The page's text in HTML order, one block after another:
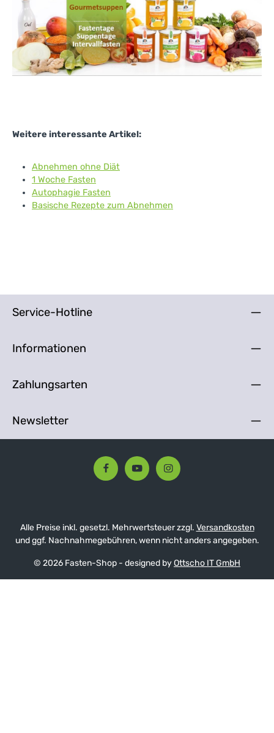
Weitere interessante Artikel:
Abnehmen ohne Diät
1 Woche Fasten
Autophagie Fasten
Basische Rezepte zum Abnehmen
Service-Hotline
Informationen
Zahlungsarten
Newsletter
© 2026 Fasten-Shop - designed byOttscho IT GmbH
Alle Preise inkl. gesetzl. Mehrwertsteuer zzgl. Versandkosten
und ggf. Nachnahmegebühren, wenn nicht anders angegeben.